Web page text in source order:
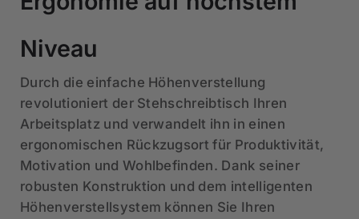
Niveau
Durch die einfache Höhenverstellung
revolutioniert der Stehschreibtisch Ihren
Arbeitsplatz und verwandelt ihn in einen
ergonomischen Rückzugsort für Produktivität,
Motivation und Wohlbefinden. Dank seiner
robusten Konstruktion und dem intelligenten
Höhenverstellsystem können Sie Ihren